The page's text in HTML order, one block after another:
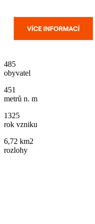
485
obyvatel
451
metrů n. m
1325
rok vzniku
6,72 km2
rozlohy